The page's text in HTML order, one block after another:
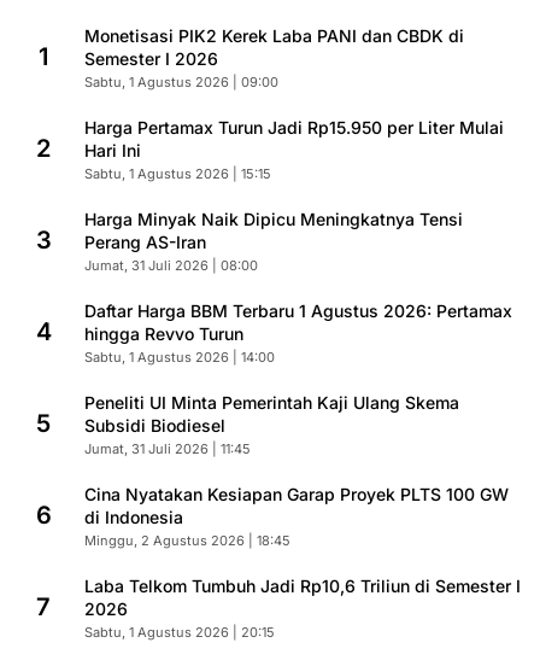
1
Monetisasi PIK2 Kerek Laba PANI dan CBDK di
Semester I 2026
Sabtu, 1 Agustus 2026 | 09:00
2
Harga Pertamax Turun Jadi Rp15.950 per Liter Mulai
Hari Ini
Sabtu, 1 Agustus 2026 | 15:15
3
Harga Minyak Naik Dipicu Meningkatnya Tensi
Perang AS-Iran
Jumat, 31 Juli 2026 | 08:00
4
Daftar Harga BBM Terbaru 1 Agustus 2026: Pertamax
hingga Revvo Turun
Sabtu, 1 Agustus 2026 | 14:00
5
Peneliti UI Minta Pemerintah Kaji Ulang Skema
Subsidi Biodiesel
Jumat, 31 Juli 2026 | 11:45
6
Cina Nyatakan Kesiapan Garap Proyek PLTS 100 GW
di Indonesia
Minggu, 2 Agustus 2026 | 18:45
7
Laba Telkom Tumbuh Jadi Rp10,6 Triliun di Semester I
2026
Sabtu, 1 Agustus 2026 | 20:15